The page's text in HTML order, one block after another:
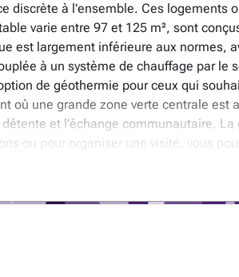
discrète à l'ensemble. Ces logements
varie entre 97 et 125 m², sont
est largement inférieure aux normes,
à un système de chauffage par le
de géothermie pour ceux qui
où une grande zone verte centrale est
et l’échange communautaire. La
ou pour organiser une visite, vous